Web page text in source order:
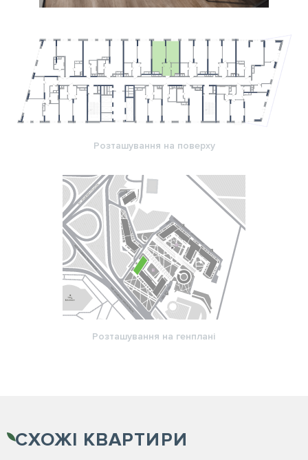
Розташування на поверху
Розташування на генплані
СХОЖІ КВАРТИРИ